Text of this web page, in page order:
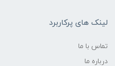
لینک های پرکاربرد
تماس با ما
درباره ما